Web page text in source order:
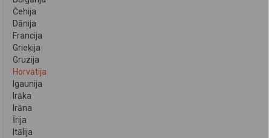
Čehija
Dānija
Francija
Grieķija
Gruzija
Horvātija
Igaunija
Irāka
Irāna
Īrija
Itālija